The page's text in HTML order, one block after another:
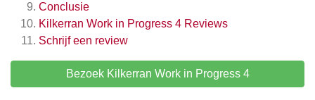
Conclusie
Kilkerran Work in Progress 4 Reviews
Schrijf een review
Bezoek Kilkerran Work in Progress 4